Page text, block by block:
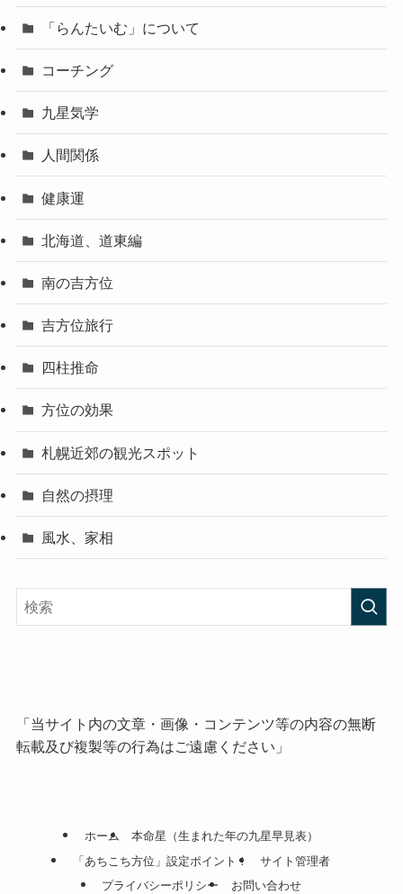
「らんたいむ」について
コーチング
九星気学
人間関係
健康運
北海道、道東編
南の吉方位
吉方位旅行
四柱推命
方位の効果
札幌近郊の観光スポット
自然の摂理
風水、家相
「当サイト内の文章・画像・コンテンツ等の内容の無断
転載及び複製等の行為はご遠慮ください」
ホーム
本命星（生まれた年の九星早見表）
「あちこち方位」設定ポイント！
サイト管理者
プライバシーポリシー
お問い合わせ